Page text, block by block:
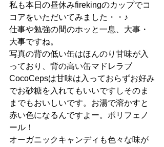
私も本日の昼休みfirekingのカップでコ
コアをいただいてみました・・♪
仕事や勉強の間のホッと一息、大事・
大事ですね。
写真の背の低い缶はほんのり甘味が入
っており、背の高い缶マドレラブ
CocoCepsは甘味は入っておらずお好み
でお砂糖を入れてもいいですしそのま
までもおいしいです。お湯で溶かすと
赤い色になるんですよー。ポリフェノ
ール！
オーガニックキャンディも色々な味が